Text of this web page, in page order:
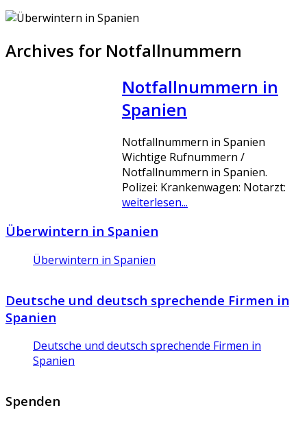
Archives for Notfallnummern
Notfallnummern in
Spanien
Notfallnummern in Spanien
Wichtige Rufnummern /
Notfallnummern in Spanien.
Polizei: Krankenwagen: Notarzt:
weiterlesen...
Überwintern in Spanien
Überwintern in Spanien
Deutsche und deutsch sprechende Firmen in
Spanien
Deutsche und deutsch sprechende Firmen in
Spanien
Spenden